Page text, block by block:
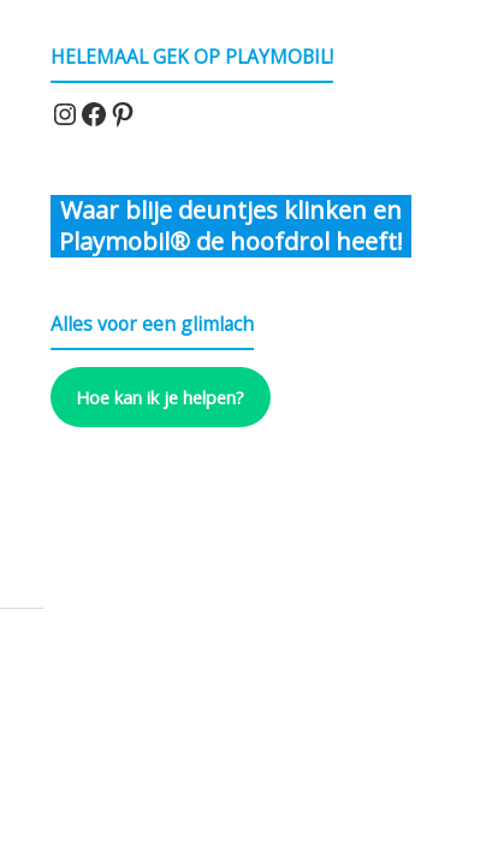
HELEMAAL GEK OP PLAYMOBIL!
Instagram
Facebook
Pinterest
Waar blije deuntjes klinken en
Playmobil® de hoofdrol heeft!
Alles voor een glimlach
Hoe kan ik je helpen?